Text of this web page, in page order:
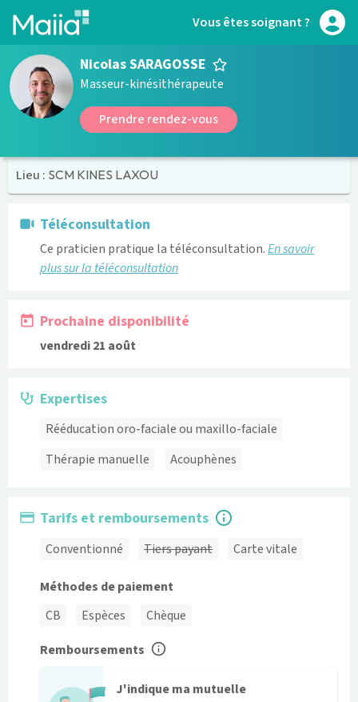
Aller au contenu principal Vous êtes soignant ?
Nicolas SARAGOSSE
Masseur-kinésithérapeute
Prendre rendez-vous
Lieu : SCM KINES LAXOU
Téléconsultation
Ce praticien pratique la téléconsultation.En savoir
plus sur la téléconsultation
Prochaine disponibilité
vendredi 21 août
Expertises
Rééducation oro-faciale ou maxillo-faciale
Thérapie manuelle
Acouphènes
Tarifs et remboursements
Conventionné Tiers payant Carte vitale
Méthodes de paiement
CB
Espèces
Chèque
Remboursements
J'indique ma mutuelle